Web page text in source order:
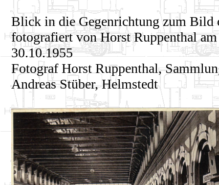
Blick in die Gegenrichtung zum Bild
fotografiert von Horst Ruppenthal am
30.10.1955
Fotograf Horst Ruppenthal,
Andreas Stüber, Helmstedt